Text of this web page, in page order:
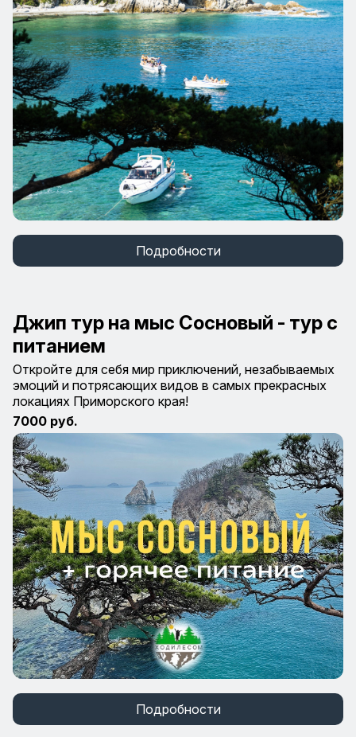
Подробности
Джип тур на мыс Сосновый - тур с
питанием
Откройте для себя мир приключений, незабываемых
эмоций и потрясающих видов в самых прекрасных
локациях Приморского края!
7000 руб.
Подробности